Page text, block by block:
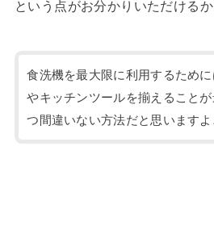
という点がお分かりいただけるか
食洗機を最大限に利用するために
やキッチンツールを揃えること
つ間違いない方法だと思いますよ